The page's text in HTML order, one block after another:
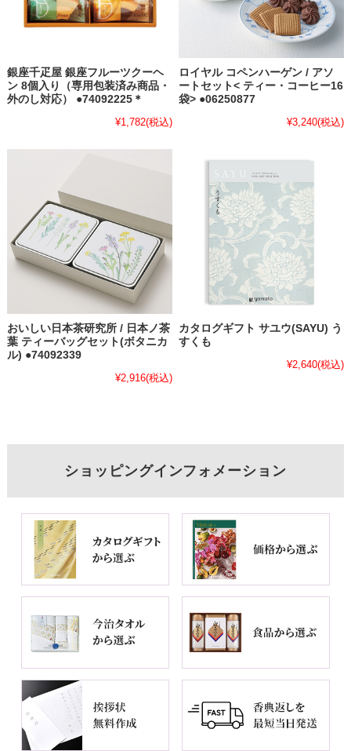
銀座千疋屋 銀座フルーツクーヘ
ン 8個入り（専用包装済み商品・
外のし対応） ●74092225＊
¥1,782(税込)
ロイヤル コペンハーゲン / アソ
ートセット< ティー・コーヒー16
袋> ●06250877
¥3,240(税込)
おいしい日本茶研究所 / 日本ノ茶
葉 ティーバッグセット(ボタニカ
ル) ●74092339
¥2,916(税込)
カタログギフト サユウ(SAYU) う
すくも
¥2,640(税込)
ショッピングインフォメーション